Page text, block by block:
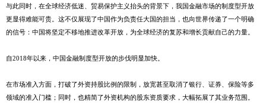
与此同时，在全球经济低迷、贸易保护主义抬头的背景下，我国金融市场的制度型开放
更显得难能可贵。这不仅展现了中国作为负责任大国的担当，也向世界传递了一个明确
的信号：中国将坚定不移地推进改革开放，为全球经济的复苏和增长贡献自己的力量。
自2018年以来，中国金融制度型开放的步伐明显加快。
在市场准入方面，打破了外资持股比例的限制，放宽甚至取消了银行、证券、保险等多
领域的准入门槛；同时，也精简了外资机构的股东资质要求，大幅拓展了其业务范围。